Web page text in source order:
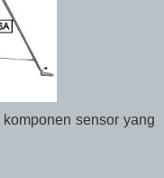
sensor yang